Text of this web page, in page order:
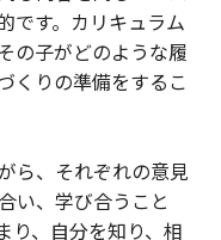
です。カリキュラム
の子がどのような履
くりの準備をするこ
ら、それぞれの意見
い、学び合うこと
り、自分を知り、相